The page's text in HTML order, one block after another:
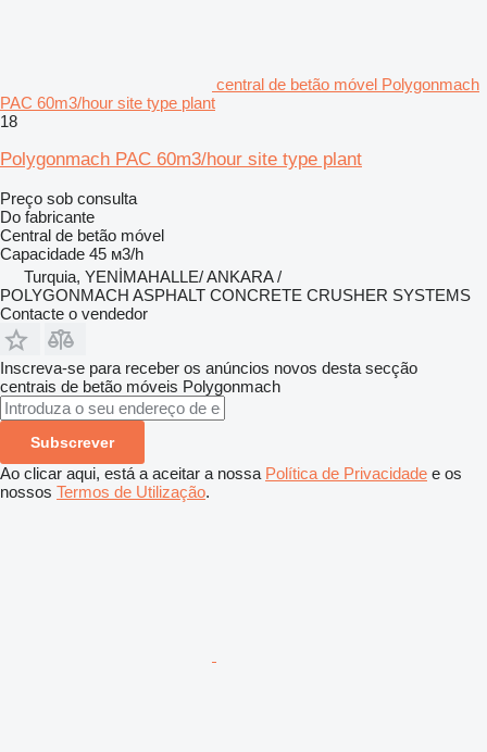
central de betão móvel Polygonmach
PAC 60m3/hour site type plant
18
Polygonmach PAC 60m3/hour site type plant
Preço sob consulta
Do fabricante
Central de betão móvel
Capacidade 45 м3/h
Turquia, YENİMAHALLE/ ANKARA /
POLYGONMACH ASPHALT CONCRETE CRUSHER SYSTEMS
Contacte o vendedor
Inscreva-se para receber os anúncios novos desta secção
centrais de betão móveis Polygonmach
Subscrever
Ao clicar aqui, está a aceitar a nossa Política de Privacidade e os
nossos Termos de Utilização.